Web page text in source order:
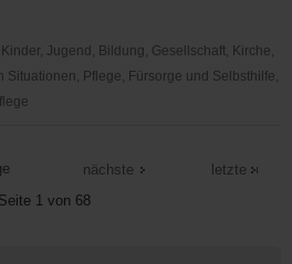
Jugend, Bildung, Gesellschaft, Kirche,
Situationen, Pflege, Fürsorge und Selbsthilfe,
Seite 1 von 68
nächste letzte